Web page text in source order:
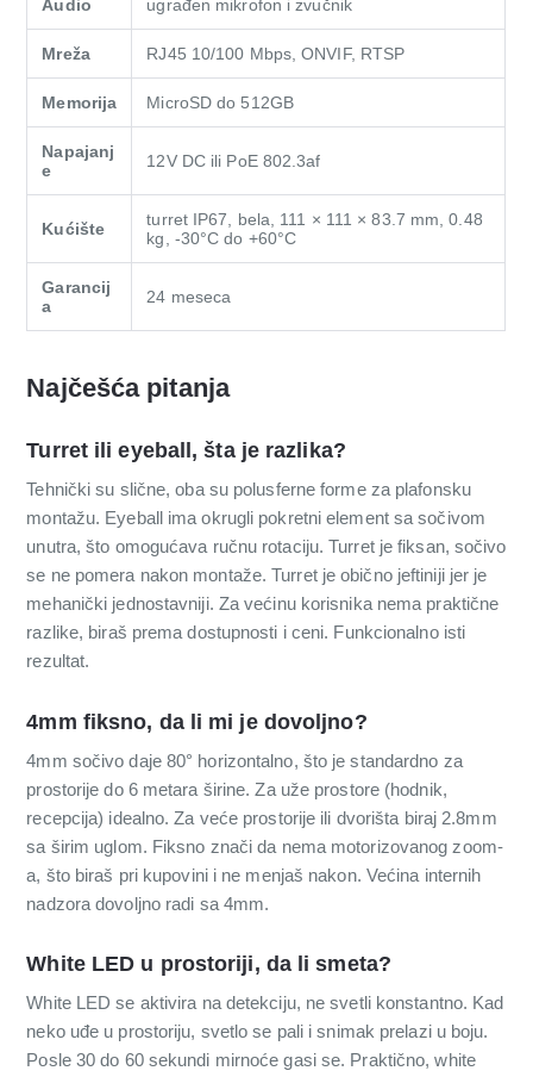
Audio ugrađen mikrofon i zvučnik
Mreža RJ45 10/100 Mbps, ONVIF, RTSP
Memorija MicroSD do 512GB
Napajanj
e
12V DC ili PoE 802.3af
Kućište
turret IP67, bela, 111 × 111 × 83.7 mm, 0.48
kg, -30°C do +60°C
Garancij
a
24 meseca
Najčešća pitanja
Turret ili eyeball, šta je razlika?
Tehnički su slične, oba su polusferne forme za plafonsku
montažu. Eyeball ima okrugli pokretni element sa sočivom
unutra, što omogućava ručnu rotaciju. Turret je fiksan, sočivo
se ne pomera nakon montaže. Turret je obično jeftiniji jer je
mehanički jednostavniji. Za većinu korisnika nema praktične
razlike, biraš prema dostupnosti i ceni. Funkcionalno isti
rezultat.
4mm fiksno, da li mi je dovoljno?
4mm sočivo daje 80° horizontalno, što je standardno za
prostorije do 6 metara širine. Za uže prostore (hodnik,
recepcija) idealno. Za veće prostorije ili dvorišta biraj 2.8mm
sa širim uglom. Fiksno znači da nema motorizovanog zoom-
a, što biraš pri kupovini i ne menjaš nakon. Većina internih
nadzora dovoljno radi sa 4mm.
White LED u prostoriji, da li smeta?
White LED se aktivira na detekciju, ne svetli konstantno. Kad
neko uđe u prostoriju, svetlo se pali i snimak prelazi u boju.
Posle 30 do 60 sekundi mirnoće gasi se. Praktično, white